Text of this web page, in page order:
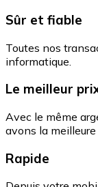
Sûr et fiable
Toutes nos
informatique.
Le meilleur
Avec le même
avons la
Rapide